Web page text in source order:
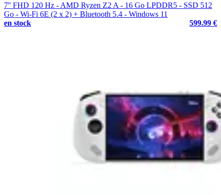
7'' FHD 120 Hz - AMD Ryzen Z2 A - 16 Go LPDDR5 - SSD 512
Go - Wi-Fi 6E (2 x 2) + Bluetooth 5.4 - Windows 11
en stock
599.99 €